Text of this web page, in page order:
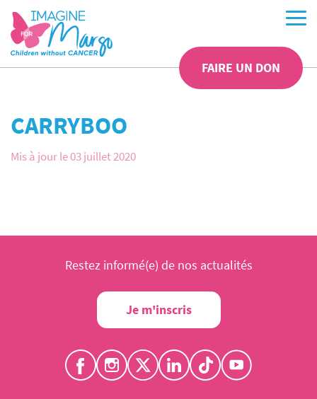
FAIRE UN DON
CARRYBOO
Mis à jour le 03 juillet 2020
Restez informé(e) de nos actualités
Je m'inscris